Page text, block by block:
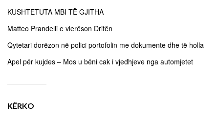
KUSHTETUTA MBI TË GJITHA
Matteo Prandelli e vlerëson Dritën
Qytetari dorëzon në polici portofolin me dokumente dhe të holla
Apel për kujdes – Mos u bëni cak i vjedhjeve nga automjetet
KËRKO